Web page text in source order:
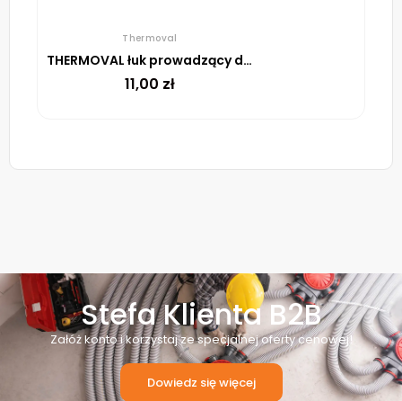
Thermoval
THERMOVAL łuk prowadzący do rurki ochronnej
11,00 zł
Stefa Klienta B2B
Załóż konto i korzystaj ze specjalnej oferty cenowej!
Dowiedz się więcej